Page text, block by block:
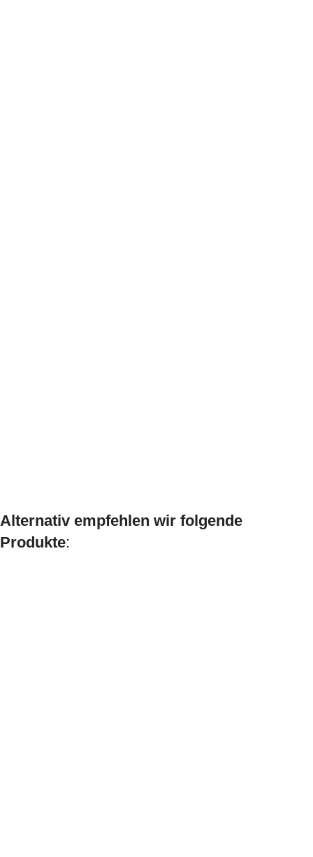
Alternativ empfehlen wir folgende
Produkte: